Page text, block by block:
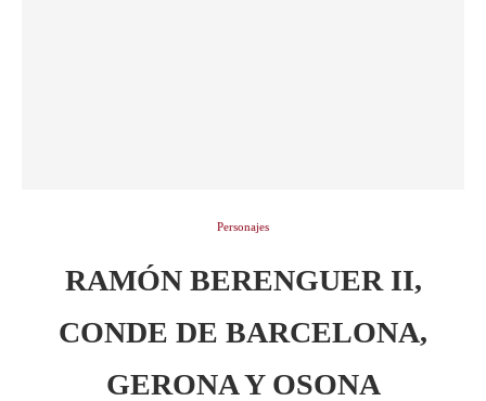
Personajes
RAMÓN BERENGUER II,
CONDE DE BARCELONA,
GERONA Y OSONA